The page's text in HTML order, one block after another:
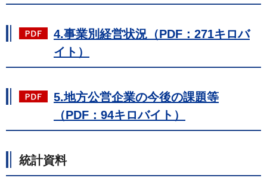
4.事業別経営状況（PDF：271キロバ
イト）
5.地方公営企業の今後の課題等
（PDF：94キロバイト）
統計資料